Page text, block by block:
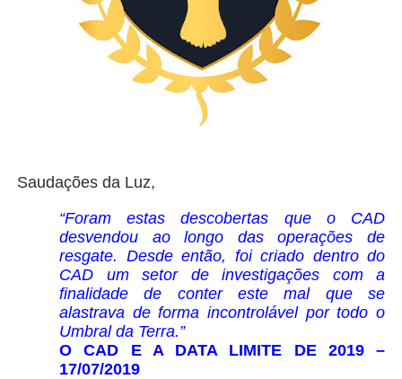
Saudações da Luz,
“Foram estas descobertas que o CAD
desvendou ao longo das operações de
resgate. Desde então, foi criado dentro do
CAD um setor de investigações com a
finalidade de conter este mal que se
alastrava de forma incontrolável por todo o
Umbral da Terra.”
O CAD E A DATA LIMITE DE 2019 –
17/07/2019